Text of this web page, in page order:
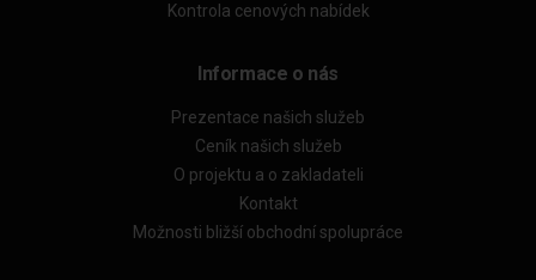
Kontrola cenových nabídek
Informace o nás
Prezentace našich služeb
Ceník našich služeb
O projektu a o zakladateli
Kontakt
Možnosti bližší obchodní spolupráce